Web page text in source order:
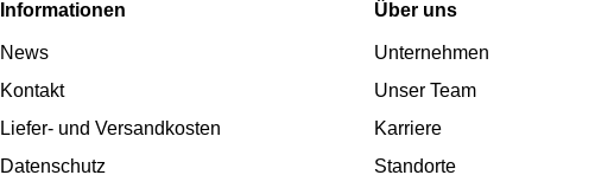
Informationen
News
Kontakt
Liefer- und Versandkosten
Datenschutz
Über uns
Unternehmen
Unser Team
Karriere
Standorte